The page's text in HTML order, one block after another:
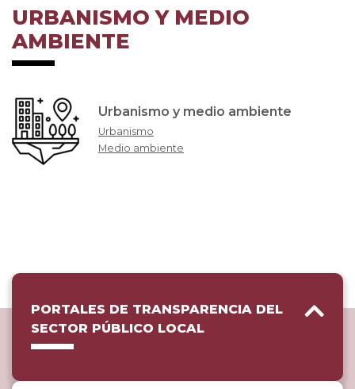
URBANISMO Y MEDIO
AMBIENTE
Urbanismo y medio ambiente
Urbanismo
Medio ambiente
PORTALES DE TRANSPARENCIA DEL
SECTOR PÚBLICO LOCAL